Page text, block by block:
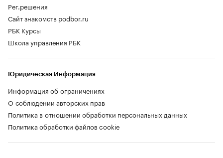
Рег.решения
Сайт знакомств podbor.ru
РБК Курсы
Школа управления РБК
Юридическая Информация
Информация об ограничениях
О соблюдении авторских прав
Политика в отношении обработки персональных данных
Политика обработки файлов cookie